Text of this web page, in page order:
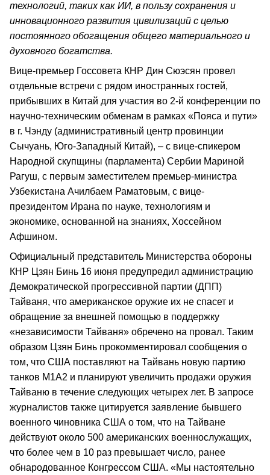
технологий, таких как ИИ, в пользу сохранения и
инновационного развития цивилизаций с целью
постоянного обогащения общего материального и
духовного богатства.
Вице-премьер Госсовета КНР Дин Сюэсян провел
отдельные встречи с рядом иностранных гостей,
прибывших в Китай для участия во 2-й конференции по
научно-техническим обменам в рамках «Пояса и пути»
в г. Чэнду (административный центр провинции
Сычуань, Юго-Западный Китай), – с вице-спикером
Народной скупщины (парламента) Сербии Мариной
Рагуш, с первым заместителем премьер-министра
Узбекистана Ачилбаем Раматовым, с вице-
президентом Ирана по науке, технологиям и
экономике, основанной на знаниях, Хоссейном
Афшином.
Официальный представитель Министерства обороны
КНР Цзян Бинь 16 июня предупредил администрацию
Демократической прогрессивной партии (ДПП)
Тайваня, что американское оружие их не спасет и
обращение за внешней помощью в поддержку
«независимости Тайваня» обречено на провал. Таким
образом Цзян Бинь прокомментировал сообщения о
том, что США поставляют на Тайвань новую партию
танков M1A2 и планируют увеличить продажи оружия
Тайваню в течение следующих четырех лет. В запросе
журналистов также цитируется заявление бывшего
военного чиновника США о том, что на Тайване
действуют около 500 американских военнослужащих,
что более чем в 10 раз превышает число, ранее
обнародованное Конгрессом США. «Мы настоятельно